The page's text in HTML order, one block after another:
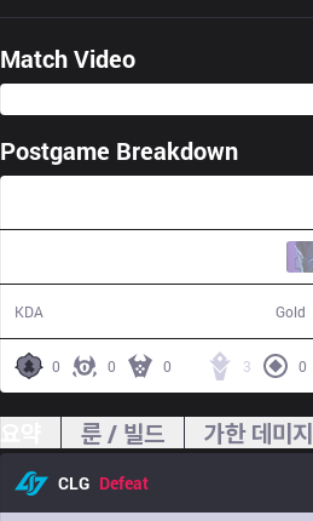
Match Video
Postgame Breakdown
KDA Gold
0 0 0 3 0
룬 / 빌드 가한 데미지
CLG Defeat